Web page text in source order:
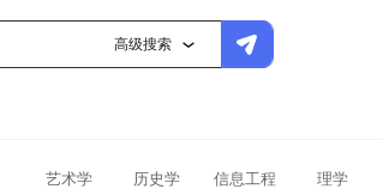
高级搜索
艺术学 历史学 信息工程 理学